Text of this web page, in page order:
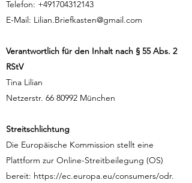
Telefon: +491704312143
E-Mail: Lilian.Briefkasten@gmail.com
Verantwortlich für den Inhalt nach § 55 Abs. 2
RStV
Tina Lilian
Netzerstr. 66 80992 München
Streitschlichtung
Die Europäische Kommission stellt eine
Plattform zur Online-Streitbeilegung (OS)
bereit: https://ec.europa.eu/consumers/odr.